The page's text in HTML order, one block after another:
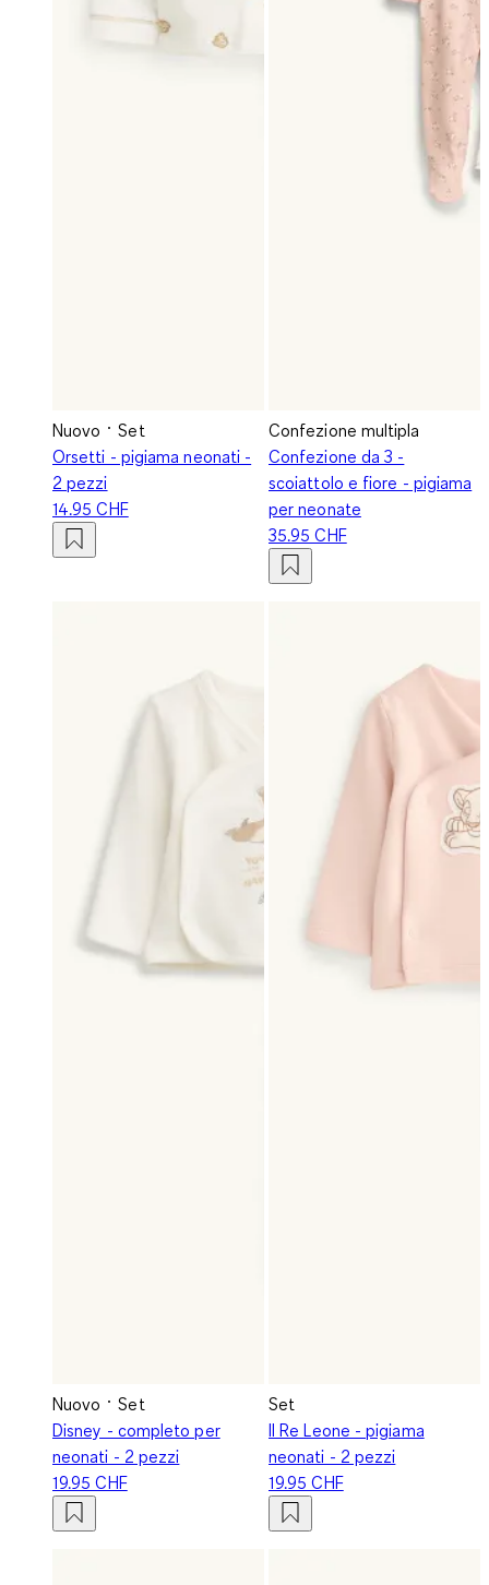
Nuovo
Set
Orsetti - pigiama neonati -
2 pezzi
14.95 CHF
Confezione multipla
Confezione da 3 -
scoiattolo e fiore - pigiama
per neonate
35.95 CHF
Nuovo
Set
Disney - completo per
neonati - 2 pezzi
19.95 CHF
Set
Il Re Leone - pigiama
neonati - 2 pezzi
19.95 CHF